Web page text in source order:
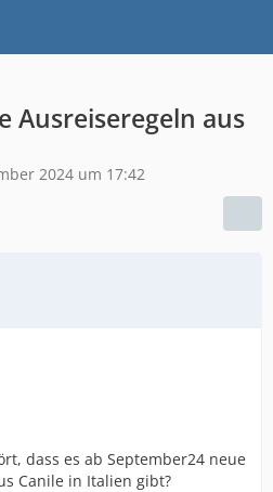
Ausreiseregeln aus
2024 um 17:42
dass es ab September24 neue
Canile in Italien gibt?